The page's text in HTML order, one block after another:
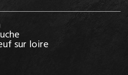
sur loire